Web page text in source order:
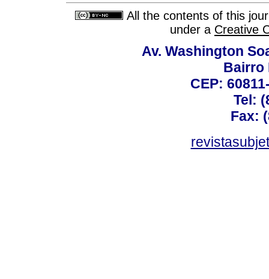
All the contents of this
under a Creative
Av. Washington
Bairro
CEP:
Tel:
Fax: